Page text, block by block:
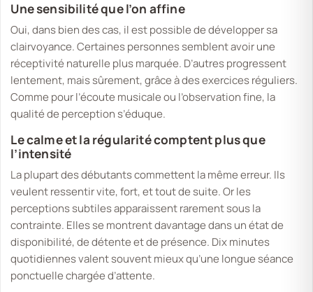
Une sensibilité que l’on affine
Oui, dans bien des cas, il est possible de développer sa
clairvoyance. Certaines personnes semblent avoir une
réceptivité naturelle plus marquée. D’autres progressent
lentement, mais sûrement, grâce à des exercices réguliers.
Comme pour l’écoute musicale ou l’observation fine, la
qualité de perception s’éduque.
Le calme et la régularité comptent plus que
l’intensité
La plupart des débutants commettent la même erreur. Ils
veulent ressentir vite, fort, et tout de suite. Or les
perceptions subtiles apparaissent rarement sous la
contrainte. Elles se montrent davantage dans un état de
disponibilité, de détente et de présence. Dix minutes
quotidiennes valent souvent mieux qu’une longue séance
ponctuelle chargée d’attente.